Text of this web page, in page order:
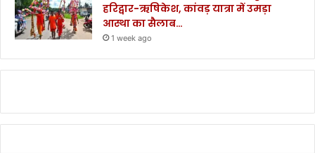
हरिद्वार-ऋषिकेश, कांवड़ यात्रा में उमड़ा
आस्था का सैलाब…
1 week ago